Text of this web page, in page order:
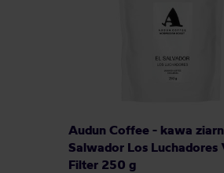
Audun Coffee - kawa
Salwador Los Luchadores
Filter 250 g